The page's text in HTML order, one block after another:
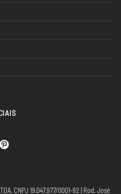
CNPJ 19.047.977/0001-92 | Rod. José